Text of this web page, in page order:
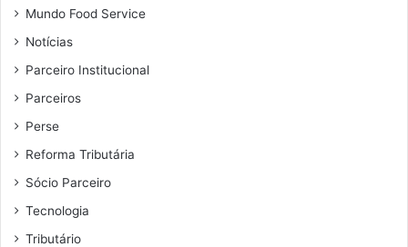
Mundo Food Service
Notícias
Parceiro Institucional
Parceiros
Perse
Reforma Tributária
Sócio Parceiro
Tecnologia
Tributário